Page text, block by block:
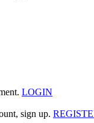
LOGIN
sign up.